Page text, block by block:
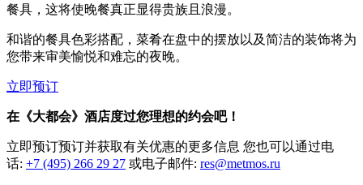
餐具，这将使晚餐真正显得贵族且浪漫。
和谐的餐具色彩搭配，菜肴在盘中的摆放以及简洁的装饰将为
您带来审美愉悦和难忘的夜晚。
立即预订
在《大都会》酒店度过您理想的约会吧！
立即预订预订并获取有关优惠的更多信息 您也可以通过电
话: +7 (495) 266 29 27 或电子邮件: res@metmos.ru